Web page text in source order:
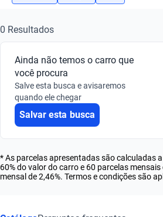
Busque por marca
Busque por modelo
Busque por versão
0 Resultados
Ainda não temos o carro que
você procura
Salve esta busca e avisaremos
quando ele chegar
Salvar esta busca
* As parcelas apresentadas são calculadas
60% do valor do carro e 60 parcelas
mensal de 2,46%. Termos e condições são